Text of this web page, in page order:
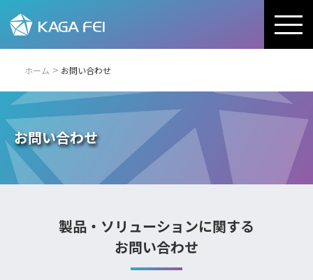
ホーム お問い合わせ
お問い合わせ
製品・ソリューションに関する
お問い合わせ